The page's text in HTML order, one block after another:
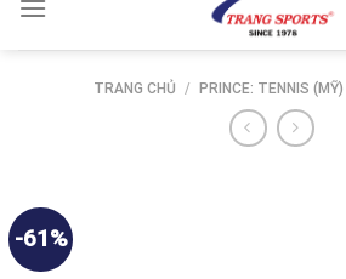
TRANG CHỦ / PRINCE: TENNIS (MỸ)
-61%